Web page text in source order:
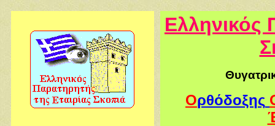
Ελληνικός
Ορθόδοξης